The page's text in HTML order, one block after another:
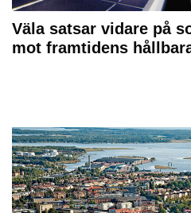
Väla satsar vidare på
mot framtidens